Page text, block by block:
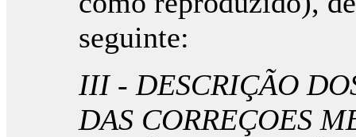
seguinte:
III - DESCRIÇÃO
DAS CORREÇOES